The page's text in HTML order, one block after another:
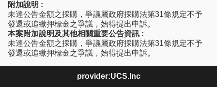
附加說明 :
未達公告金額之採購，爭議屬政府採購法第31條規定不予
發還或追繳押標金之爭議，始得提出申訴。
本案附加說明及其他相關重要公告資訊 :
未達公告金額之採購，爭議屬政府採購法第31條規定不予
發還或追繳押標金之爭議，始得提出申訴。
provider:UCS.Inc